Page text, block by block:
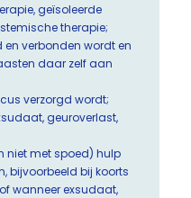
geïsoleerde
therapie;
verbonden wordt en
daar zelf aan
verzorgd wordt;
geuroverlast,
niet met spoed) hulp
bijvoorbeeld bij koorts
wanneer exsudaat,